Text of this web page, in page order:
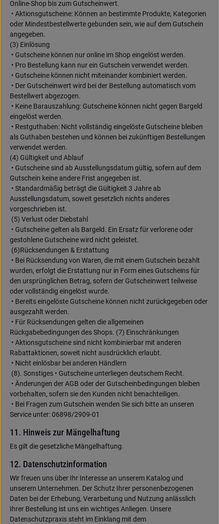
Online-Shop bis zum Gutscheinwert.
• Aktionsgutscheine: Können an bestimmte Produkte, Kategorien
oder Mindestbestellwerte gebunden sein, wie auf dem Gutschein
angegeben.
(3) Einlösung
• Gutscheine können nur online im Shop eingelöst werden.
• Pro Bestellung kann nur ein Gutschein verwendet werden.
• Gutscheine können nicht miteinander kombiniert werden.
• Der Gutscheinwert wird bei der Bestellung automatisch vom
Bestellwert abgezogen.
• Keine Barauszahlung: Gutscheine können nicht gegen Bargeld
eingelöst werden.
• Restguthaben: Nicht vollständig eingelöste Gutscheine bleiben
als Guthaben bestehen und können bei zukünftigen Bestellungen
verwendet werden.
(4) Gültigkeit und Ablauf
• Gutscheine sind ab Ausstellungsdatum gültig, sofern auf dem
Gutschein keine andere Frist angegeben ist.
• Standardmäßig beträgt die Gültigkeit 3 Jahre ab
Ausstellungsdatum, soweit gesetzlich nichts anderes
vorgeschrieben ist.
(5) Verlust oder Diebstahl
• Gutscheine gelten als Bargeld. Ein Ersatz für verlorene oder
gestohlene Gutscheine wird nicht geleistet.
(6)Rücksendungen & Erstattung
• Bei Rücksendung von Waren, die mit einem Gutschein bezahlt
wurden, erfolgt die Erstattung nur in Form eines Gutscheins für
den ursprünglichen Betrag, sofern der Gutscheinwert teilweise
oder vollständig eingelöst wurde.
• Bereits eingelöste Gutscheine können nicht zurückgegeben oder
ausgezahlt werden.
• Für Rücksendungen gelten die allgemeinen
Rückgabebedingungen des Shops. (7) Einschränkungen
• Aktionsgutscheine sind nicht kombinierbar mit anderen
Rabattaktionen, soweit nicht ausdrücklich erlaubt.
• Nicht einlösbar bei anderen Händlern
(8). Sonstiges • Gutscheine unterliegen deutschem Recht.
• Änderungen der AGB oder der Gutscheinbedingungen bleiben
vorbehalten, sofern sie den Kunden nicht benachteiligen.
• Bei Fragen zum Gutschein wenden Sie sich bitte an unseren
Service unter: 06898/2909-01
11. Hinweis zur Mängelhaftung
Es gilt die gesetzliche Mängelhaftung.
12. Datenschutzinformation
Wir freuen uns über Ihr Interesse an unserem Katalog und
unserem Unternehmen. Der Schutz Ihrer personenbezogenen
Daten bei der Erhebung, Verarbeitung und Nutzung anlässlich
Ihrer Bestellung ist uns ein wichtiges Anliegen. Unsere
Datenschutzpraxis steht im Einklang mit dem